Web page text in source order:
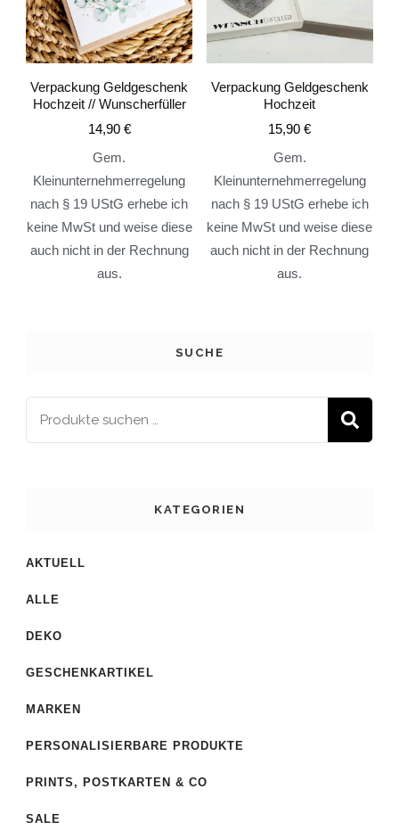
Verpackung Geldgeschenk
Hochzeit // Wunscherfüller
14,90 €
Gem.
Kleinunternehmerregelung
nach § 19 UStG erhebe ich
keine MwSt und weise diese
auch nicht in der Rechnung
aus.
Verpackung Geldgeschenk
Hochzeit
15,90€
Gem.
Kleinunternehmerregelung
nach § 19 UStG erhebe ich
keine MwSt und weise diese
auch nicht in der Rechnung
aus.
SUCHE
KATEGORIEN
AKTUELL
ALLE
DEKO
GESCHENKARTIKEL
MARKEN
PERSONALISIERBARE PRODUKTE
PRINTS, POSTKARTEN & CO
SALE